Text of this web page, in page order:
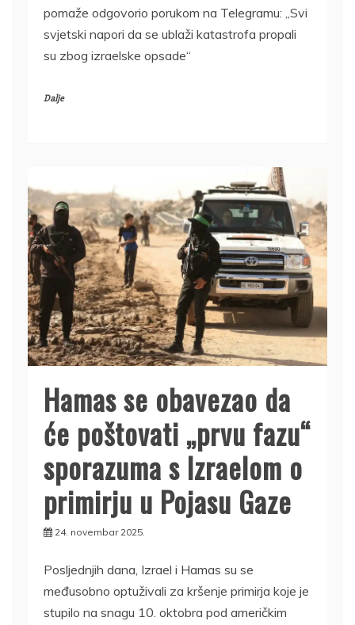
pomaže odgovorio porukom na Telegramu: „Svi
svjetski napori da se ublaži katastrofa propali
su zbog izraelske opsade“
Dalje
Hamas se obavezao da
će poštovati „prvu fazu“
sporazuma s Izraelom o
primirju u Pojasu Gaze
24. novembar 2025.
Posljednjih dana, Izrael i Hamas su se
međusobno optuživali za kršenje primirja koje je
stupilo na snagu 10. oktobra pod američkim